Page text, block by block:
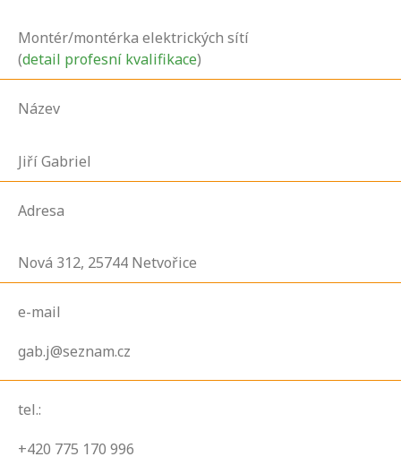
Montér/montérka elektrických sítí
(detail profesní kvalifikace)
Název
Jiří Gabriel
Adresa
Nová 312, 25744 Netvořice
e-mail
gab.j@seznam.cz
tel.:
+420 775 170 996